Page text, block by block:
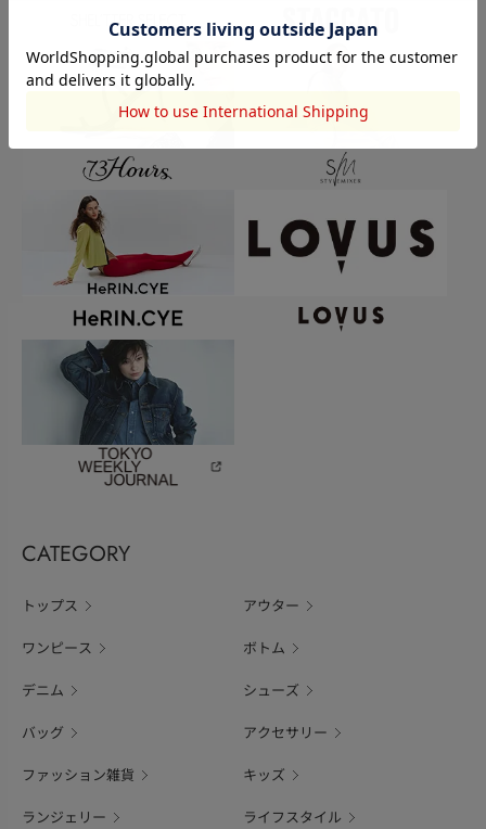
CATEGORY
トップス アウター
ワンピース ボトム
デニム シューズ
バッグ アクセサリー
ファッション雑貨 キッズ
ランジェリー ライフスタイル